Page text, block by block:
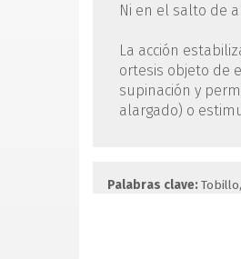
Ni en el salto de
La acción
ortesis objeto de
supinación y
alargado) o
Palabras clave:Tobillo